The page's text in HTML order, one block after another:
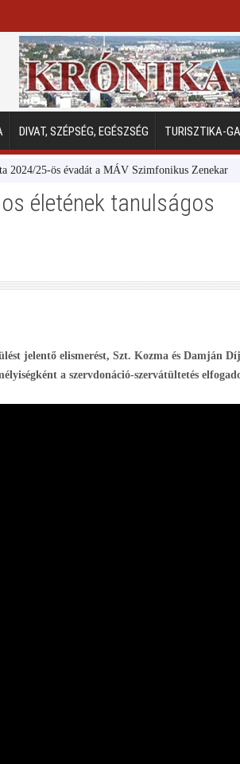
DIVAT, SZÉPSÉG, EGÉSZSÉG TURISZTIKA-
25-ös évadát a MÁV Szimfonikus Zenekar
életének tanulságos
jelentő elismerést, Szt. Kozma és Damján
a szervdonáció-szervátültetés